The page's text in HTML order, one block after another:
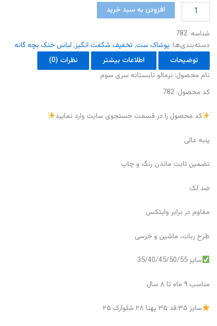
نرمالو
تابستانه
سوم
عدد
افزودن به سبد خرید
شناسه: 782
دسته‌بندی‌ها: پوشاک ست, تخفیف شگفت انگیز, لباس خنک بچه گانه
توضیحات
اطلاعات بیشتر
نظرات (0)
نام‌ محصول: نرمالو تابستانه سری سوم
کد محصول: 782
کد محصول را در قسمت جستجوی سایت وارد نمایید
پنبه عالی
تضمین ثابت ماندن رنگ و چاپ
ضد لک
مقاوم در برابر وایتکس
طرح ربات، ماشین و خرسی
سایز 35/40/45/50/55
مناسب ۹ ماه تا ۸ سال
سایز ۳۵:قد ۳۵ پهنا ۲۸ شلوارک ۲۵